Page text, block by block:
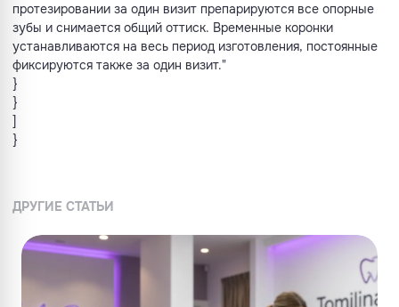
протезировании за один визит препарируются все опорные
зубы и снимается общий оттиск. Временные коронки
устанавливаются на весь период изготовления, постоянные
фиксируются также за один визит."
}
}
]
}
ДРУГИЕ СТАТЬИ